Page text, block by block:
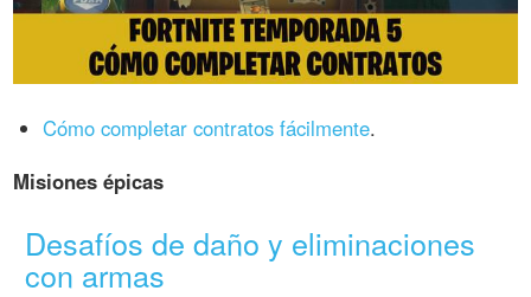
Cómo completar contratos fácilmente.
Misiones épicas
Desafíos de daño y eliminaciones
con armas